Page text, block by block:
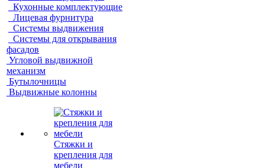
Кухонные комплектующие
Лицевая фурнитура
Системы выдвижения
Системы для открывания
фасадов
Угловой выдвижной
механизм
Бутылочницы
Выдвижные колонны
Стяжки и
крепления для
мебели